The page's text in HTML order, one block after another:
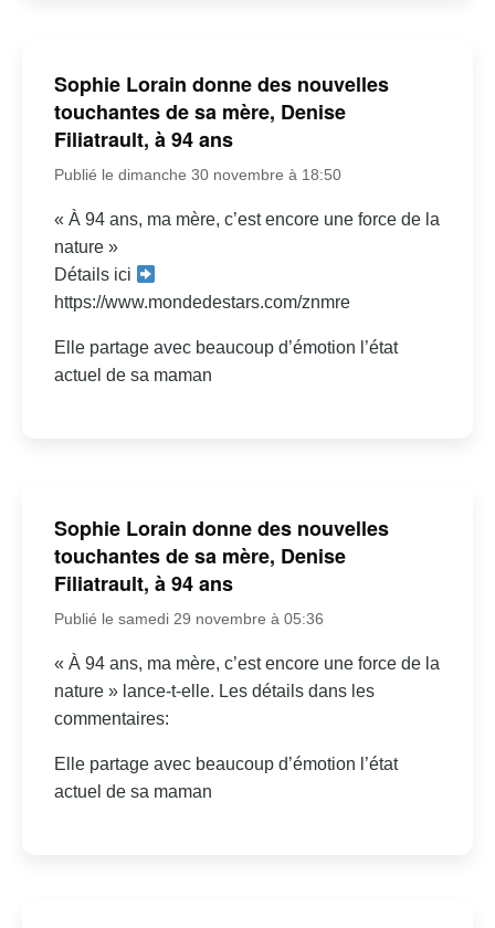
Sophie Lorain donne des nouvelles
touchantes de sa mère, Denise
Filiatrault, à 94 ans
Publié le dimanche 30 novembre à 18:50
« À 94 ans, ma mère, c’est encore une force de la
nature »
Détails ici
https://www.mondedestars.com/znmre
Elle partage avec beaucoup d’émotion l’état
actuel de sa maman
Sophie Lorain donne des nouvelles
touchantes de sa mère, Denise
Filiatrault, à 94 ans
Publié le samedi 29 novembre à 05:36
« À 94 ans, ma mère, c’est encore une force de la
nature » lance-t-elle. Les détails dans les
commentaires:
Elle partage avec beaucoup d’émotion l’état
actuel de sa maman